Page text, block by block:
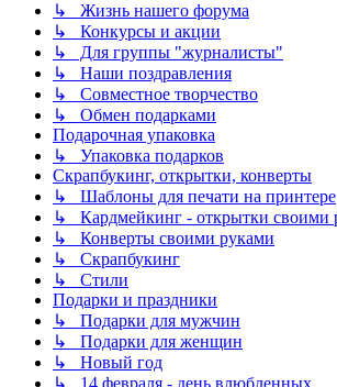
↳ Жизнь нашего форума
↳ Конкурсы и акции
↳ Для группы "журналисты"
↳ Наши поздравления
↳ Совместное творчество
↳ Обмен подарками
Подарочная упаковка
↳ Упаковка подарков
Скрапбукинг, открытки, конверты
↳ Шаблоны для печати на принтере
↳ Кардмейкинг - открытки своими
↳ Конверты своими руками
↳ Скрапбукинг
↳ Стили
Подарки и праздники
↳ Подарки для мужчин
↳ Подарки для женщин
↳ Новый год